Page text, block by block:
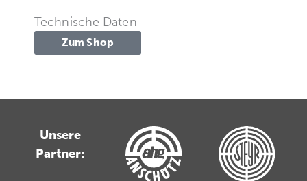
Technische Daten
Zum Shop
Unsere
Partner: